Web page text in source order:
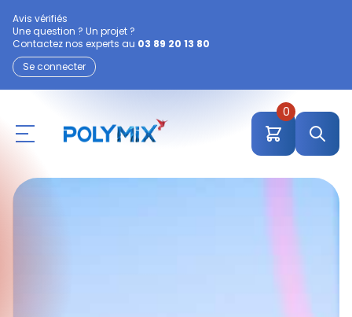
Avis vérifiés
Une question ? Un projet ?
Contactez nos experts au 03 89 20 13 80
Se connecter
0